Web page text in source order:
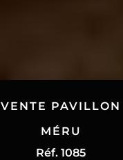
VENTE PAVILLON
MÉRU
Réf. 1085